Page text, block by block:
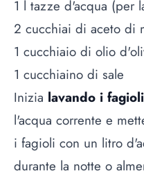
1 l tazze d'acqua (per
2 cucchiai di aceto di
1 cucchiaio di olio
1 cucchiaino di sale
Inizia lavando i fagioli
l'acqua corrente e
i fagioli con un litro
durante la notte o